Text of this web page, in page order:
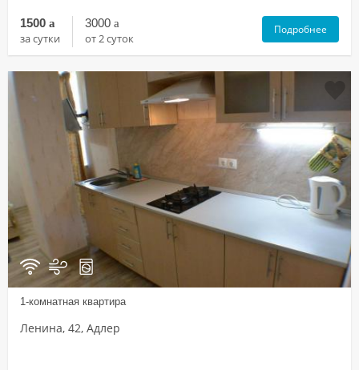
1500 a
за сутки
3000 a
от 2 суток
Подробнее
1-комнатная квартира
Ленина, 42, Адлер